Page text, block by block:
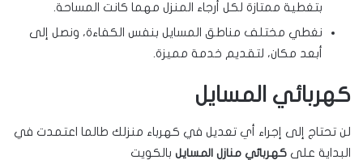
بتغطية ممتازة لكل أرجاء المنزل مهما كانت المساحة.
نغطي مختلف مناطق المسايل بنفس الكفاءة، ونصل إلى
أبعد مكان، لتقديم خدمة مميزة.
كهربائي المسايل
لن تحتاج إلى إجراء أي تعديل في كهرباء منزلك طالما اعتمدت في
البداية على كهربائي منازل المسايل بالكويت